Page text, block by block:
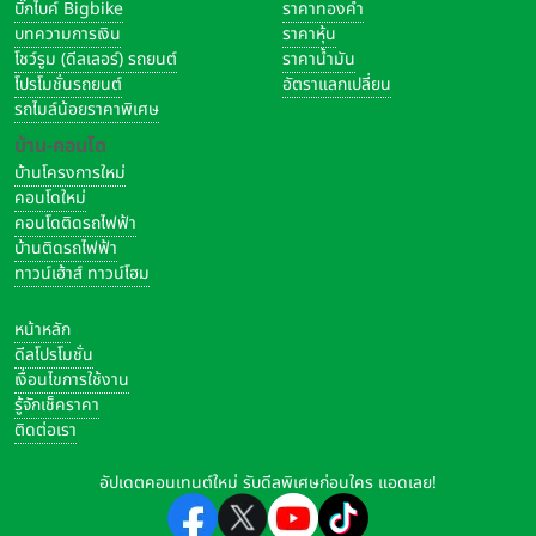
บิ๊กไบค์ Bigbike
บทความการเงิน
โชว์รูม (ดีลเลอร์) รถยนต์
โปรโมชั่นรถยนต์
รถไมล์น้อยราคาพิเศษ
บ้าน-คอนโด
บ้านโครงการใหม่
คอนโดใหม่
คอนโดติดรถไฟฟ้า
บ้านติดรถไฟฟ้า
ทาวน์เฮ้าส์ ทาวน์โฮม
ราคาทองคำ
ราคาหุ้น
ราคาน้ำมัน
อัตราแลกเปลี่ยน
หน้าหลัก
ดีลโปรโมชั่น
เงื่อนไขการใช้งาน
รู้จักเช็คราคา
ติดต่อเรา
อัปเดตคอนเทนต์ใหม่ รับดีลพิเศษก่อนใคร แอดเลย!